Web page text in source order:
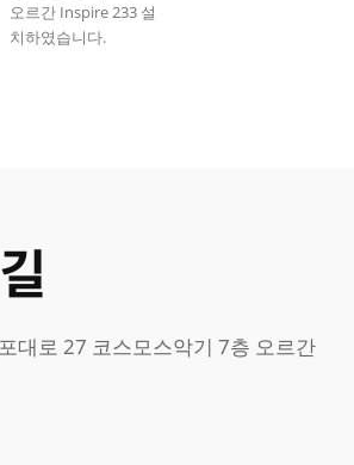
오르간 Inspire 233 설
치하였습니다.
대로 27 코스모스악기 7층 오르간